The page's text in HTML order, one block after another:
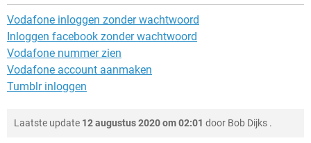
Vodafone inloggen zonder wachtwoord
Inloggen facebook zonder wachtwoord
Vodafone nummer zien
Vodafone account aanmaken
Tumblr inloggen
Laatste update 12 augustus 2020 om 02:01 door Bob Dijks .